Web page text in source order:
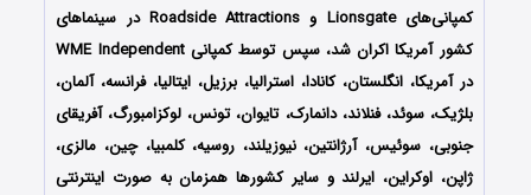
کمپانی‌های Lionsgate و Roadside Attractions در سینماهای
کشور آمریکا اکران شد، سپس توسط کمپانی WME Independent
در آمریکا، انگلستان، کانادا، استرالیا، برزیل، ایتالیا، فرانسه، آلمان،
بلژیک، سوئد، فنلاند، دانمارک، تایوان، تونس، لوکزامبورگ، آفریقای
جنوبی، سوئیس، آرژانتین، نیوزیلند، روسیه، کلمبیا، چین، مالزی،
ژاپن، اوکراین، ایرلند و سایر کشورها همزمان به صورت اینترنتی